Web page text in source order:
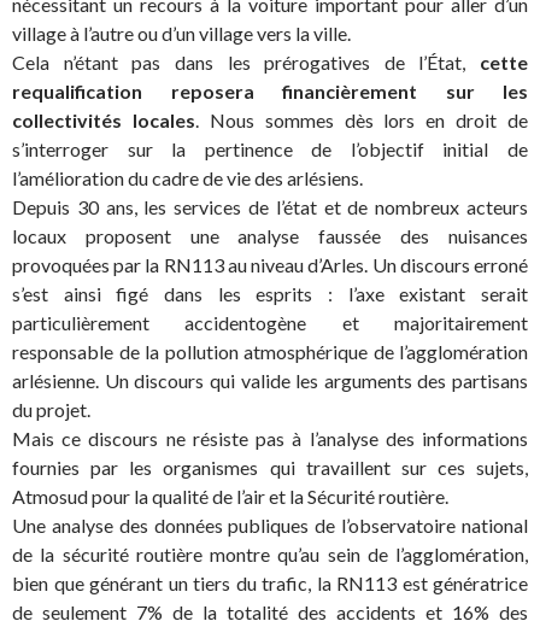
village à l’autre ou d’un village vers la ville.
Cela n’étant pas dans les prérogatives de l’État, cette
requalification reposera financièrement
sur les
collectivités locales . Nous sommes dès lors en droit de
s’interroger sur la pertinence de l’objectif initial de
l’amélioration du cadre de vie des arlésiens.
Depuis 30 ans, les services de l’état et de nombreux acteurs
locaux proposent une analyse faussée des nuisances
provoquées par la RN113 au niveau d’Arles. Un discours erroné
s’est ainsi figé dans les esprits : l’axe existant serait
particulièrement accidentogène et majoritairement
responsable de la pollution atmosphérique de l’agglomération
arlésienne. Un discours qui valide les arguments des partisans
du projet.
Mais ce discours ne résiste pas à l’analyse des informations
fournies par les organismes qui travaillent sur ces sujets,
Atmosud pour la qualité de l’air et la Sécurité routière.
Une analyse des données publiques de l’observatoire national
de la sécurité routière montre qu’au sein de l’agglomération,
bien que générant un tiers du trafic, la RN113 est génératrice
de seulement 7% de la totalité des accidents et 16% des